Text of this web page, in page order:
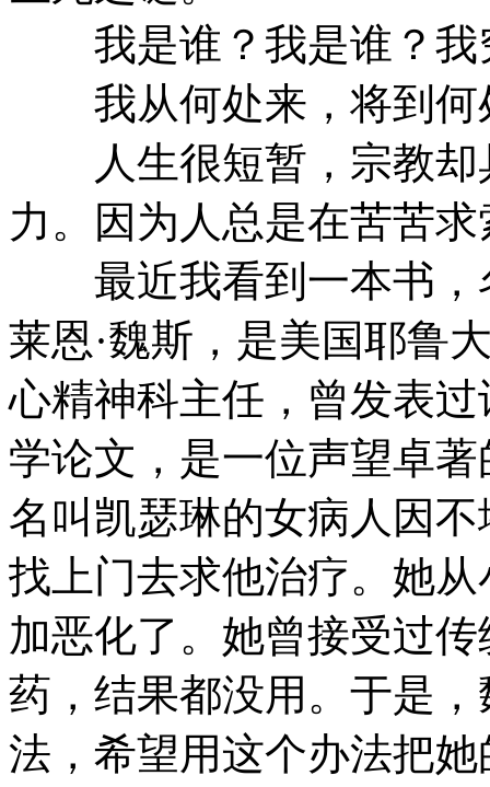
我是谁？我是谁？我
我从何处来，将到何
人生很短暂，宗教却
力。因为人总是在苦苦
最近我看到一本书，
莱恩·魏斯，是美国耶鲁
心精神科主任，曾发表
学论文，是一位声望卓
名叫凯瑟琳的女病人因
找上门去求他治疗。她
加恶化了。她曾接受过
药，结果都没用。于是
法，希望用这个办法把